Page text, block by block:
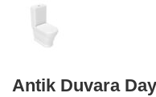
Antik Duvara